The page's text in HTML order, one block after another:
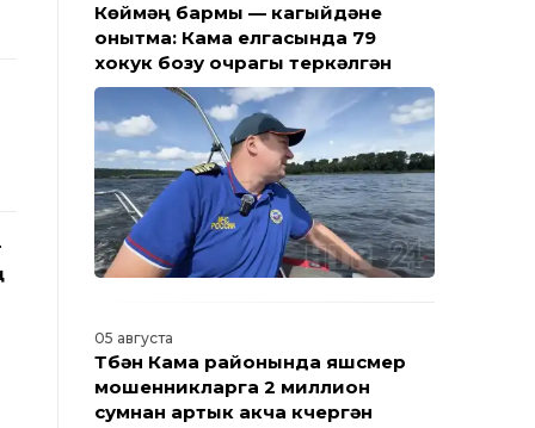
Көймәң бармы — кагыйдәне
онытма: Кама елгасында 79
хокук бозу очрагы теркәлгән
05 августа
Түбән Кама районында яшүсмер
мошенникларга 2 миллион
сумнан артык акча күчергән